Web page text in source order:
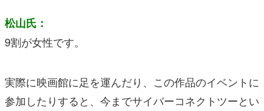
松山氏：
9割が女性です。
実際に映画館に足を運んだり、この作品のイベントに
参加したりすると、今までサイバーコネクトツーとい